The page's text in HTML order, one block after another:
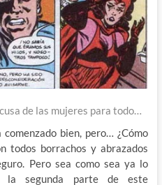
de las mujeres para todo…
bien, pero… ¿Cómo
todos borrachos y abrazados
Pero sea como sea ya lo
la segunda parte de este